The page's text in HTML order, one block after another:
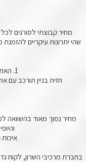
מחיר קבוצתי לסורגים
שהי יתרונות עיקריים
1
.
חזית בניין תורכב עם
מחיר נמוך מאוד בהשוואה
איכות
בחברת מרכיבי השרון, לקוח